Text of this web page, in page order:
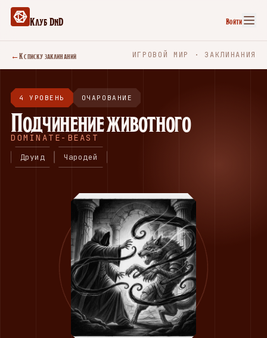
Клуб DnD Войти
←К списку заклинаний ИГРОВОЙ МИР · ЗАКЛИНАНИЯ
4 УРОВЕНЬ ОЧАРОВАНИЕ
Подчинение животного
DOMINATE-BEAST
Друид Чародей